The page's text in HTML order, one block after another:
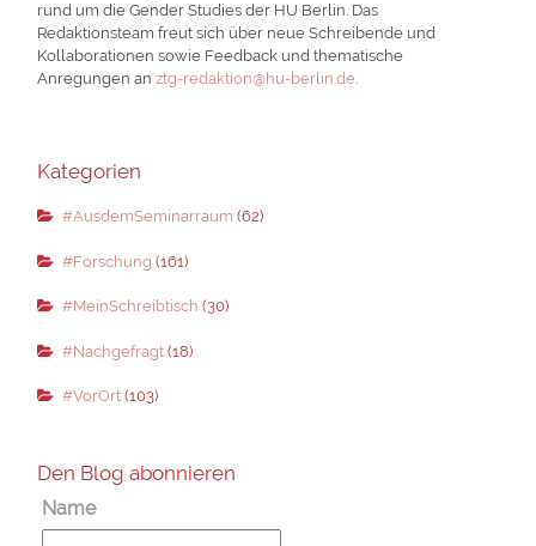
rund um die Gender Studies der HU Berlin. Das
Redaktionsteam freut sich über neue Schreibende und
Kollaborationen sowie Feedback und thematische
Anregungen anztg-redaktion@hu-berlin.de.
Kategorien
#AusdemSeminarraum (62)
#Forschung (161)
#MeinSchreibtisch (30)
#Nachgefragt(18)
#VorOrt(103)
Den Blog abonnieren
Name